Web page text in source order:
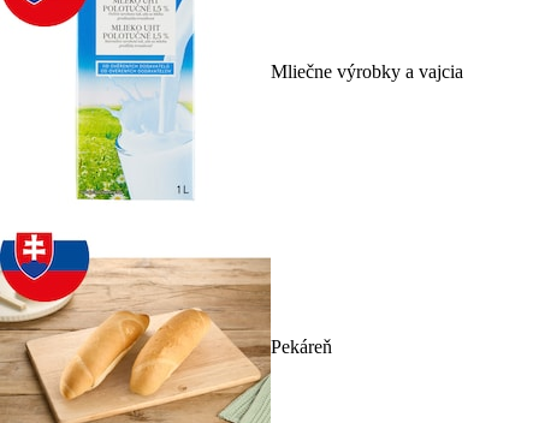
Mliečne výrobky a vajcia
Pekáreň